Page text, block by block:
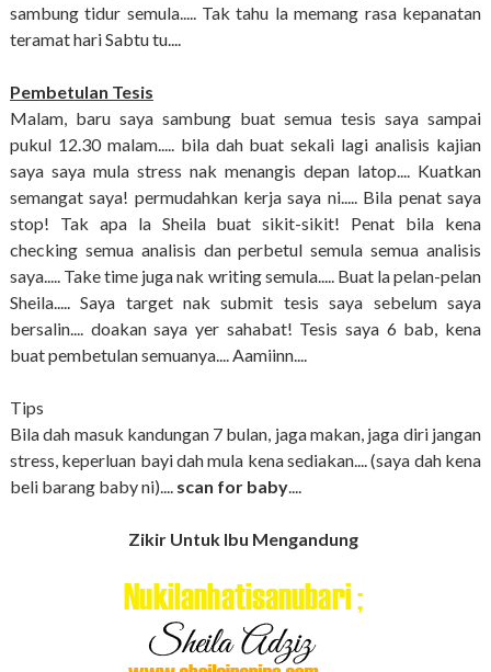
sambung tidur semula..... Tak tahu la memang rasa kepanatan
teramat hari Sabtu tu....
Pembetulan Tesis
Malam, baru saya sambung buat semua tesis saya sampai
pukul 12.30 malam..... bila dah buat sekali lagi analisis kajian
saya saya mula stress nak menangis depan latop.... Kuatkan
semangat saya! permudahkan kerja saya ni..... Bila penat saya
stop! Tak apa la Sheila buat sikit-sikit! Penat bila kena
checking semua analisis dan perbetul semula semua analisis
saya..... Take time juga nak writing semula..... Buat la pelan-pelan
Sheila..... Saya target nak submit tesis saya sebelum saya
bersalin.... doakan saya yer sahabat! Tesis saya 6 bab, kena
buat pembetulan semuanya.... Aamiinn....
Tips
Bila dah masuk kandungan 7 bulan, jaga makan, jaga diri jangan
stress, keperluan bayi dah mula kena sediakan.... (saya dah kena
beli barang baby ni).... scan for baby....
Zikir Untuk Ibu Mengandung